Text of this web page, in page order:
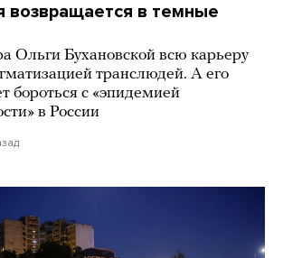
возвращается в темные
Ольги Бухановской всю карьеру
транслюдей. А его
бороться с «эпидемией
в России